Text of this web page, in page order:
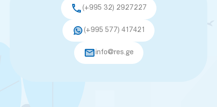
(+995 32) 2927227
(+995 577) 417421
info@res.ge